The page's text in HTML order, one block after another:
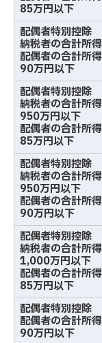
85万円以下
配偶者特別控除
納税者の合計所
配偶者の合計所
90万円以下
配偶者特別控除
納税者の合計所
950万円以下
配偶者の合計所
85万円以下
配偶者特別控除
納税者の合計所
950万円以下
配偶者の合計所
90万円以下
配偶者特別控除
納税者の合計所
1,000万円以下
配偶者の合計所
85万円以下
配偶者特別控除
配偶者の合計所
90万円以下